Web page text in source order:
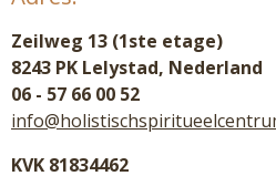
Zeilweg 13 (1ste etage)
8243 PK Lelystad, Nederland
06 - 57 66 00 52
KVK 81834462